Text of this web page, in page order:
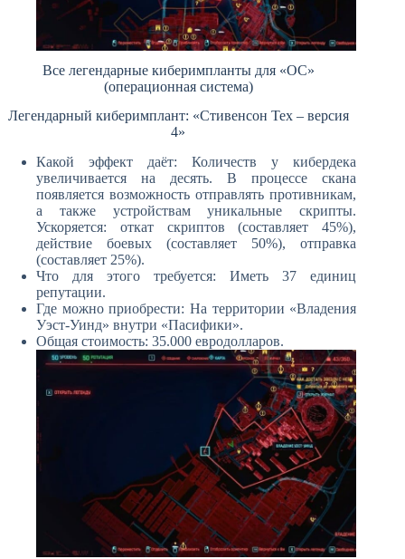
Все легендарные киберимпланты для «ОС»
(операционная система)
Легендарный киберимплант: «Стивенсон Тех – версия
4»
Какой эффект даёт: Количеств у кибердека
увеличивается на десять. В процессе скана
появляется возможность отправлять противникам,
а также устройствам уникальные скрипты.
Ускоряется: откат скриптов (составляет 45%),
действие боевых (составляет 50%), отправка
(составляет 25%).
Что для этого требуется: Иметь 37 единиц
репутации.
Где можно приобрести: На территории «Владения
Уэст-Уинд» внутри «Пасифики».
Общая стоимость: 35.000 евродолларов.